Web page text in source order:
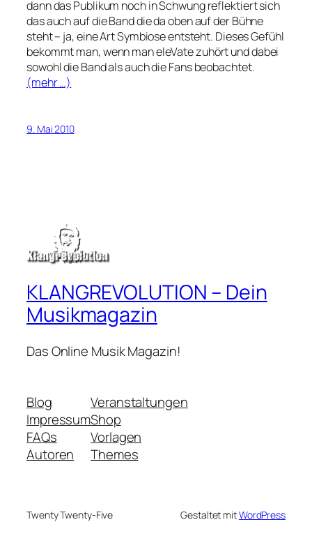
dann das Publikum noch in Schwung reflektiert sich
das auch auf die Band die da oben auf der Bühne
steht – ja, eine Art Symbiose entsteht. Dieses Gefühl
bekommt man, wenn man eleVate zuhört und dabei
sowohl die Band als auch die Fans beobachtet.
(mehr …)
9. Mai 2010
KLANGREVOLUTION – Dein
Musikmagazin
Das Online Musik Magazin!
Blog
Impressum
FAQs
Autoren
Veranstaltungen
Shop
Vorlagen
Themes
Twenty Twenty-Five Gestaltet mitWordPress